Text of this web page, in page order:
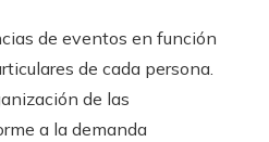
de eventos en función
de cada persona.
de las
a la demanda